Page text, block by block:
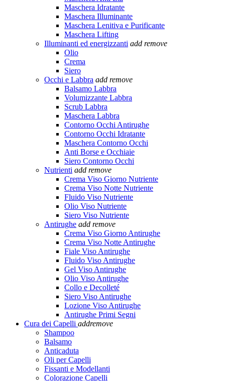
Maschera Idratante
Maschera Illuminante
Maschera Lenitiva e Purificante
Maschera Lifting
Illuminanti ed energizzanti add remove
Olio
Crema
Siero
Occhi e Labbra add remove
Balsamo Labbra
Volumizzante Labbra
Scrub Labbra
Maschera Labbra
Contorno Occhi Antirughe
Contorno Occhi Idratante
Maschera Contorno Occhi
Anti Borse e Occhiaie
Siero Contorno Occhi
Nutrienti add remove
Crema Viso Giorno Nutriente
Crema Viso Notte Nutriente
Fluido Viso Nutriente
Olio Viso Nutriente
Siero Viso Nutriente
Antirughe add remove
Crema Viso Giorno Antirughe
Crema Viso Notte Antirughe
Fiale Viso Antirughe
Fluido Viso Antirughe
Gel Viso Antirughe
Olio Viso Antirughe
Collo e Decolleté
Siero Viso Antirughe
Lozione Viso Antirughe
Antirughe Primi Segni
Cura dei Capelli addremove
Shampoo
Balsamo
Anticaduta
Oli per Capelli
Fissanti e Modellanti
Colorazione Capelli